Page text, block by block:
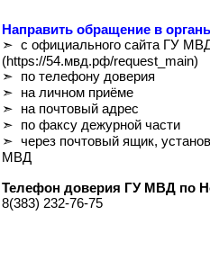
Направить обращение в
➣ с официального сайта ГУ
(https://54.мвд.рф/request_main)
➣ по телефону доверия
➣ на личном приёме
➣ на почтовый адрес
➣ по факсу дежурной части
➣ через почтовый ящик,
МВД
Телефон доверия ГУ МВД по
8(383) 232-76-75